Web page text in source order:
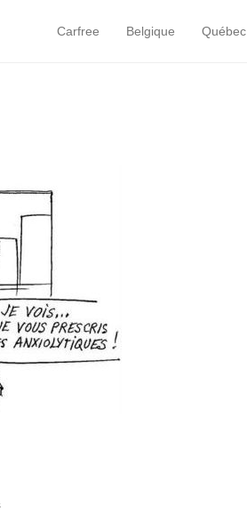
Primary Menu
Skip to content
Carfree Belgique Québec